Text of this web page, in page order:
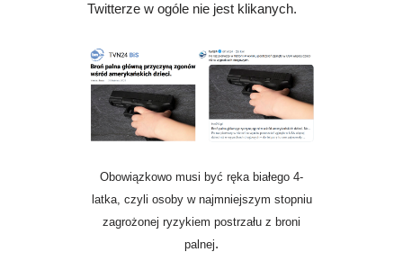
Twitterze w ogóle nie jest klikanych.
Obowiązkowo musi być ręka białego 4-
latka, czyli osoby w najmniejszym stopniu
zagrożonej ryzykiem postrzału z broni
palnej.